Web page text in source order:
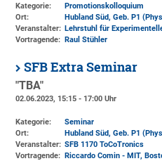
Kategorie:
Promotionskolloquium
Ort:
Hubland Süd, Geb. P1
Veranstalter: Lehrstuhl für
Vortragende: Raul Stühler
SFB Extra Seminar
"TBA"
02.06.2023, 15:15 - 17:00 Uhr
Kategorie:
Seminar
Ort:
Hubland Süd, Geb. P1
Veranstalter: SFB 1170 ToCoTronics
Vortragende:
Riccardo Comin - MIT,